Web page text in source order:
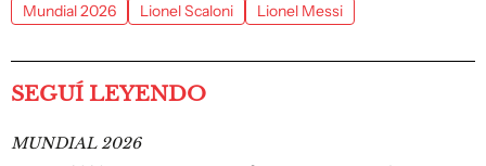
Mundial 2026 Lionel Scaloni Lionel Messi
SEGUÍ LEYENDO
MUNDIAL 2026